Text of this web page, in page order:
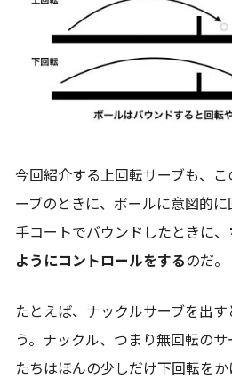
今回紹介する上回転サーブも、
ーブのときに、ボールに意図的
手コートでバウンドしたときに、
ようにコントロールをするのだ。
たとえば、ナックルサーブを出
う。ナックル、つまり無回転の
たちはほんの少しだけ下回転を